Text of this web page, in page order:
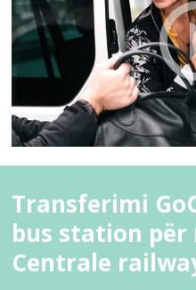
Transferimi
bus station për
Centrale